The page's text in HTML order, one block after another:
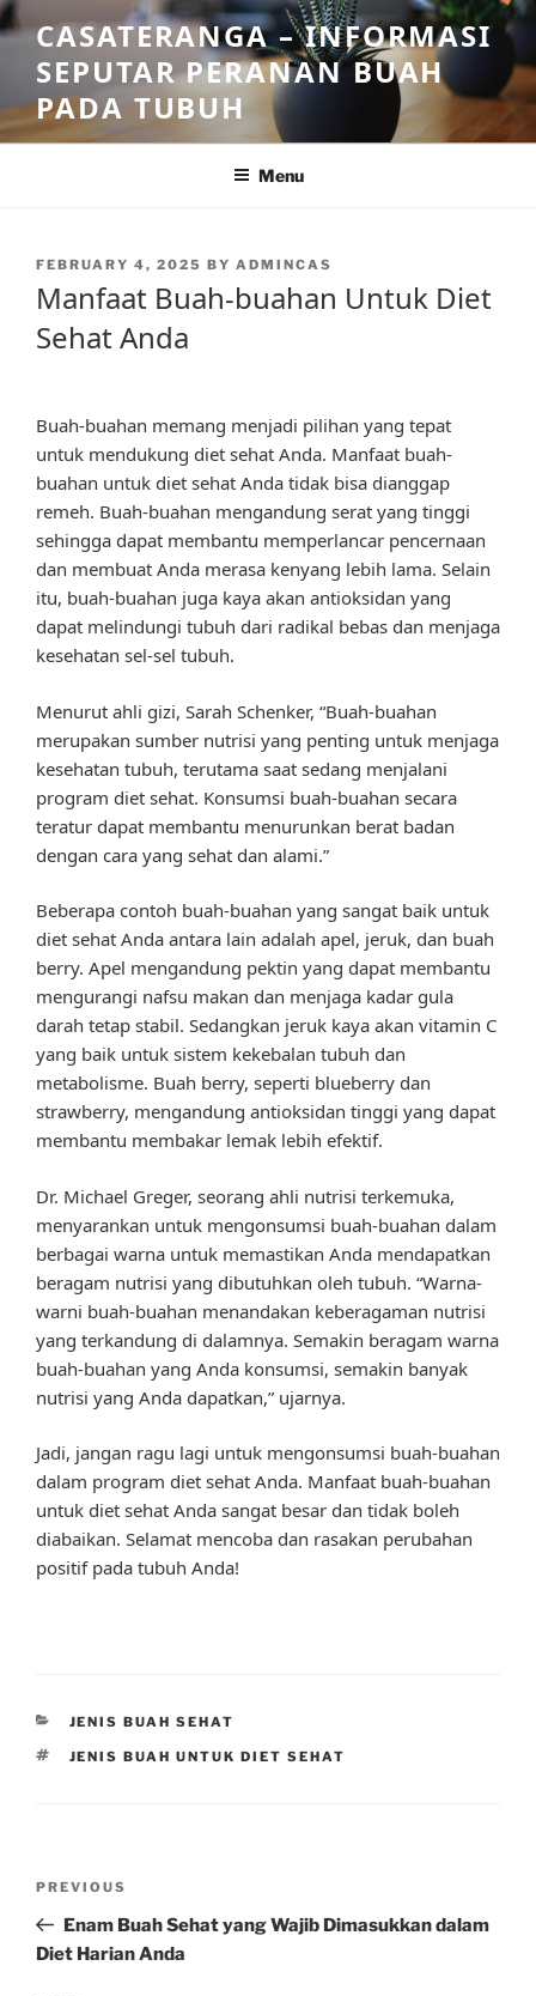
Skip
to
content
CASATERANGA – INFORMASI
SEPUTAR PERANAN BUAH
PADA TUBUH
Menu
POSTED
FEBRUARY 4, 2025 BY ADMINCAS
Manfaat Buah-buahan Untuk Diet
Sehat Anda
Buah-buahan memang menjadi pilihan yang tepat
untuk mendukung diet sehat Anda. Manfaat buah-
buahan untuk diet sehat Anda tidak bisa dianggap
remeh. Buah-buahan mengandung serat yang tinggi
sehingga dapat membantu memperlancar pencernaan
dan membuat Anda merasa kenyang lebih lama. Selain
itu, buah-buahan juga kaya akan antioksidan yang
dapat melindungi tubuh dari radikal bebas dan menjaga
kesehatan sel-sel tubuh.
Menurut ahli gizi, Sarah Schenker, “Buah-buahan
merupakan sumber nutrisi yang penting untuk menjaga
kesehatan tubuh, terutama saat sedang menjalani
program diet sehat. Konsumsi buah-buahan secara
teratur dapat membantu menurunkan berat badan
dengan cara yang sehat dan alami.”
Beberapa contoh buah-buahan yang sangat baik untuk
diet sehat Anda antara lain adalah apel, jeruk, dan buah
berry. Apel mengandung pektin yang dapat membantu
mengurangi nafsu makan dan menjaga kadar gula
darah tetap stabil. Sedangkan jeruk kaya akan vitamin C
yang baik untuk sistem kekebalan tubuh dan
metabolisme. Buah berry, seperti blueberry dan
strawberry, mengandung antioksidan tinggi yang dapat
membantu membakar lemak lebih efektif.
Dr. Michael Greger, seorang ahli nutrisi terkemuka,
menyarankan untuk mengonsumsi buah-buahan dalam
berbagai warna untuk memastikan Anda mendapatkan
beragam nutrisi yang dibutuhkan oleh tubuh. “Warna-
warni buah-buahan menandakan keberagaman nutrisi
yang terkandung di dalamnya. Semakin beragam warna
buah-buahan yang Anda konsumsi, semakin banyak
nutrisi yang Anda dapatkan,” ujarnya.
Jadi, jangan ragu lagi untuk mengonsumsi buah-buahan
dalam program diet sehat Anda. Manfaat buah-buahan
untuk diet sehat Anda sangat besar dan tidak boleh
diabaikan. Selamat mencoba dan rasakan perubahan
positif pada tubuh Anda!
CATEGORIES
JENIS BUAH SEHAT
TAGS
JENIS BUAH UNTUK DIET SEHAT
Previous
Post
PREVIOUS
Enam Buah Sehat yang Wajib Dimasukkan dalam
Diet Harian Anda